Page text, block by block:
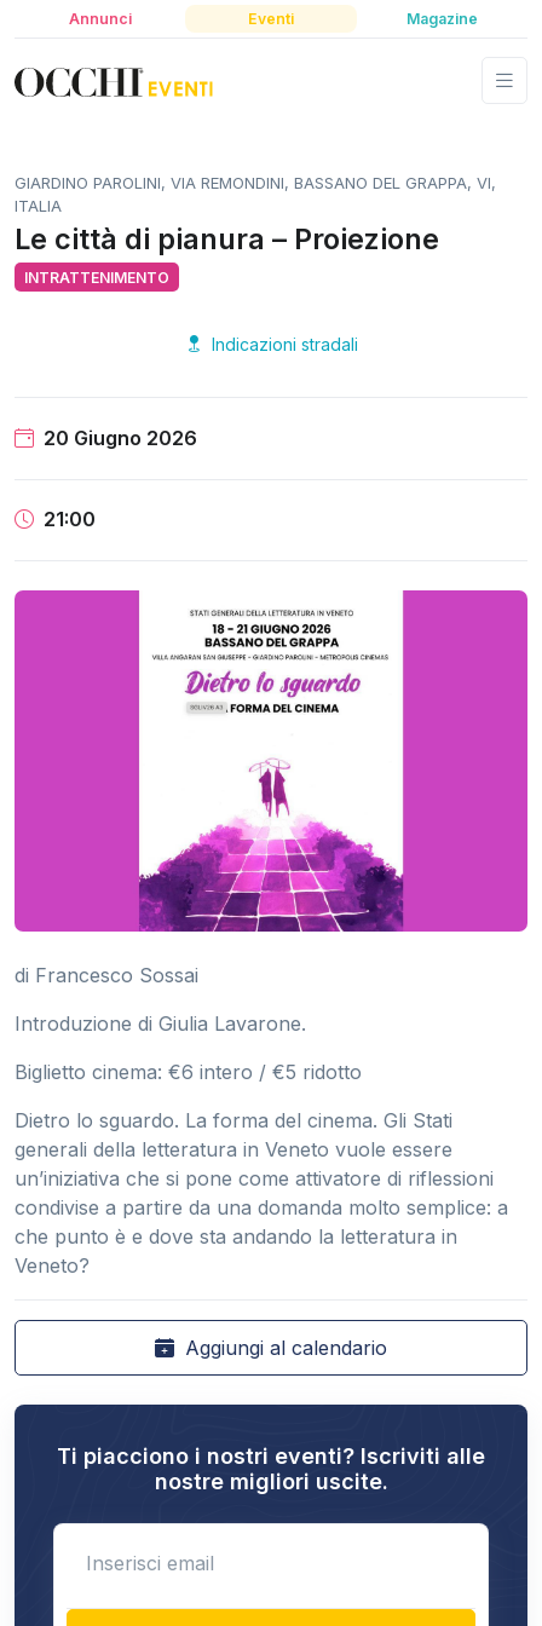
Annunci Eventi Magazine
GIARDINO PAROLINI, VIA REMONDINI, BASSANO DEL GRAPPA, VI,
ITALIA
Le città di pianura – Proiezione
INTRATTENIMENTO
Indicazioni stradali
20 Giugno 2026
21:00
di Francesco Sossai
Introduzione di Giulia Lavarone.
Biglietto cinema: €6 intero / €5 ridotto
Dietro lo sguardo. La forma del cinema. Gli Stati
generali della letteratura in Veneto vuole essere
un’iniziativa che si pone come attivatore di riflessioni
condivise a partire da una domanda molto semplice: a
che punto è e dove sta andando la letteratura in
Veneto?
Aggiungi al calendario
Ti piacciono i nostri eventi? Iscriviti alle
nostre migliori uscite.